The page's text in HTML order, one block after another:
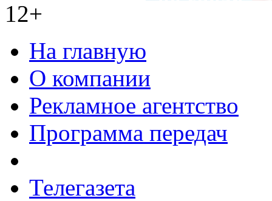
12+
На главную
О компании
Рекламное агентство
Программа передач
Телегазета